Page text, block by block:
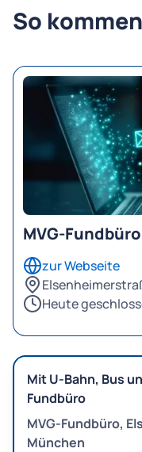
So
MVG-
zur Webseite
Heute
Mittwoch
Donnerstag
Mit U-Bahn, Bus
Fundbüro
MVG-Fundbüro,
München